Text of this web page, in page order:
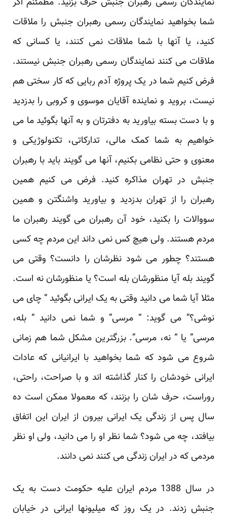
شما بخواهید نمایندگان رسمی رهبران جنبش را ملاقات
کنید، یا آنها با شما ملاقات نمی کنند، یا کسانی که
ملاقات می کنند نمایندگان رسمی رهبران جنبش نیستند.
فرض کنیم شما در یک پروژه آدم ربایی که کار سختی هم
نیست، بروید و نماینده آقایان موسوی و کروبی را بدزدید
و با دست بسته بیاورید به دفترتان و به آنها بگوئید ما می
خواهیم به شما کمک مالی، تدارکاتی، تکنولوژیکی و
معنوی و حتی نظامی بکنیم، آنها می گویند باید با رهبران
جنبش در تهران مذاکره کنید. فرض می کنیم همین
رهبران را از تهران بدزدید و بیاورید واشنگتن و همین
سووالات را بکنید، خود آن رهبران می گویند رهبران ما
مردم هستند. ولی هیچ کس نمی داند این مردم چه کسی
هستند؟ چطور می شود نظرشان را دانست؟ وقتی می
گویند بله آیا منظورشان بله است؟ یا منظورشان نه است.
مثلا آیا شما می دانید وقتی به یک ایرانی بگوئید “ چای می
نوشی؟” می گوید: “ مرسی” و شما نمی دانید “ بله،
مرسی” یا “ نه، مرسی”. بزرگترین مشکل شما هم زمانی
شروع می شود که شما بخواهید با ایرانیانی که عادات
ایرانی خودشان را کنار گذاشته اند و با صراحت، راحتی،
روراست، حرف شان را بزنند، که معمولا ممکن است ده
سال پس از زندگی یک ایرانی بیرون از ایران این اتفاق
بیافتد، چه می شود؟ شما نظر او را می دانید، ولی او نظر
مردمی که در ایران زندگی می کنند نمی دانند.
در سال 1388 مردم ایران علیه حکومت دست به یک
جنبش زدند. در یک روز که میلیونها ایرانی در خیابان